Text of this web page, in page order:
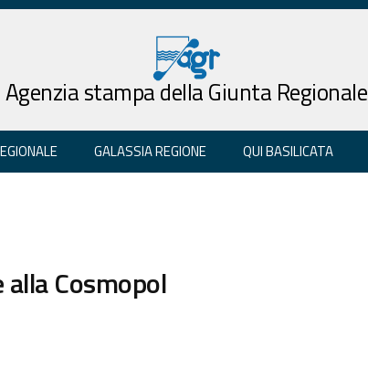
Agenzia stampa della Giunta Regionale
GALASSIA REGIONE QUI BASILICATA
Cosmopol